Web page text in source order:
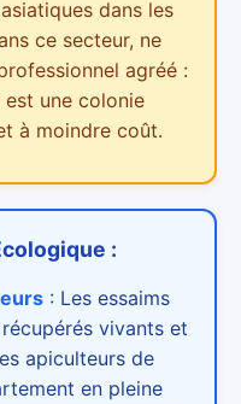
dans les
ce secteur, ne
agréé :
une colonie
à moindre coût.
:
: Les essaims
vivants et
apiculteurs de
en pleine